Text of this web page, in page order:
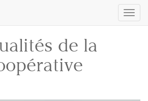
de la